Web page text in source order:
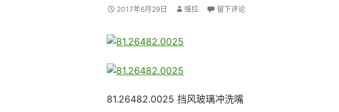
2017年6月29日 维拉 留下评论
81.26482.0025 挡风玻璃冲洗嘴